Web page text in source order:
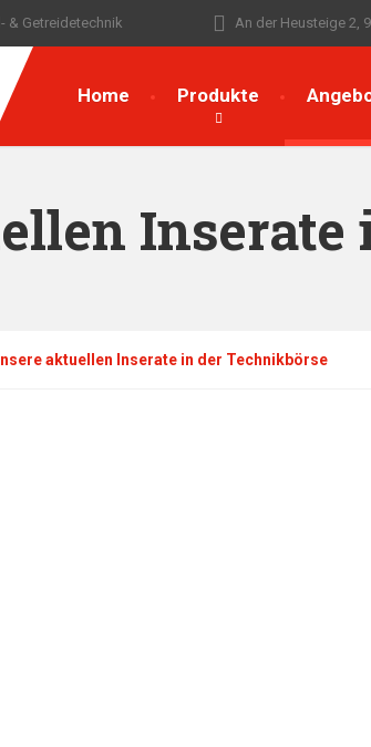
& Getreidetechnik An der Heusteige 2,
Home Produkte
aktuellen Inserate in der Technikbörse